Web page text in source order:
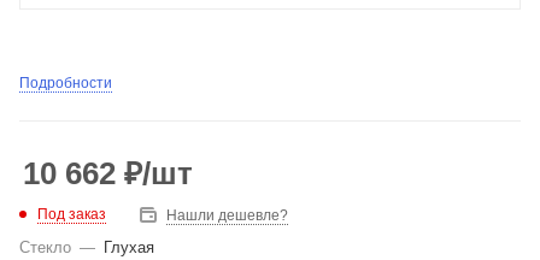
Подробности
10 662 ₽/шт
Под заказ Нашли дешевле?
Стекло — Глухая